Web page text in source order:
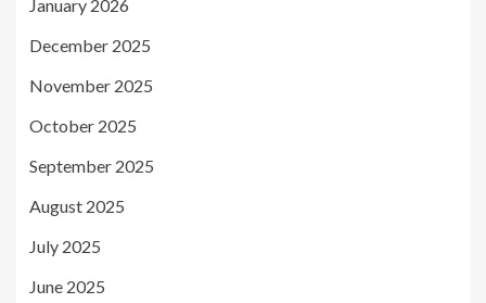
January 2026
December 2025
November 2025
October 2025
September 2025
August 2025
July 2025
June 2025